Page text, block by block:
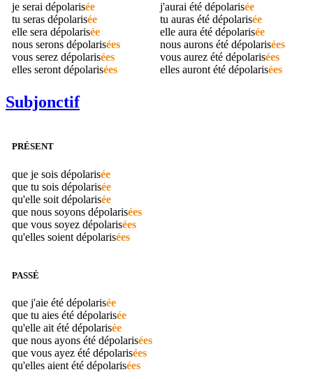
je serai dépolarisée
tu seras dépolarisée
elle sera dépolarisée
nous serons dépolarisées
vous serez dépolarisées
elles seront dépolarisées
j'aurai été dépolarisée
tu auras été dépolarisée
elle aura été dépolarisée
nous aurons été dépolarisées
vous aurez été dépolarisées
elles auront été dépolarisées
Subjonctif
PRÉSENT
que je sois dépolarisée
que tu sois dépolarisée
qu'elle soit dépolarisée
que nous soyons dépolarisées
que vous soyez dépolarisées
qu'elles soient dépolarisées
PASSÉ
que j'aie été dépolarisée
que tu aies été dépolarisée
qu'elle ait été dépolarisée
que nous ayons été dépolarisées
que vous ayez été dépolarisées
qu'elles aient été dépolarisées